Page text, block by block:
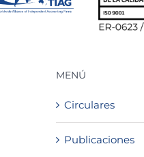
MENÚ
Circulares
Publicaciones